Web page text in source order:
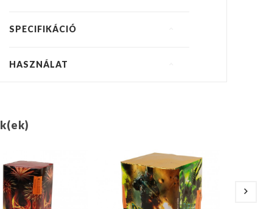
SPECIFIKÁCIÓ
HASZNÁLAT